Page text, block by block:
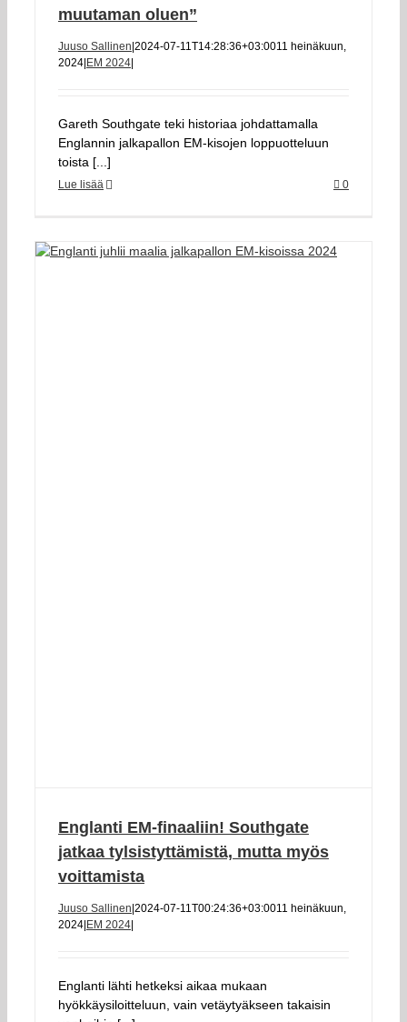
muutaman oluen”
Juuso Sallinen 2024-07-11T14:28:36+03:0011 heinäkuun,
2024 EM 2024
Gareth Southgate teki historiaa johdattamalla
Englannin jalkapallon EM-kisojen loppuotteluun
toista [...]
Lue lisää 0
Englanti EM-finaaliin! Southgate
jatkaa tylsistyttämistä, mutta myös
voittamista
Juuso Sallinen 2024-07-11T00:24:36+03:0011 heinäkuun,
2024 EM 2024
Englanti lähti hetkeksi aikaa mukaan
hyökkäysiloitteluun, vain vetäytyäkseen takaisin